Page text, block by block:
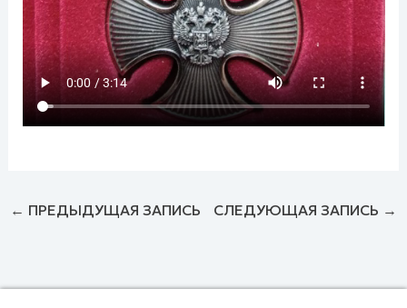
← ПРЕДЫДУЩАЯ ЗАПИСЬ СЛЕДУЮЩАЯ ЗАПИСЬ →